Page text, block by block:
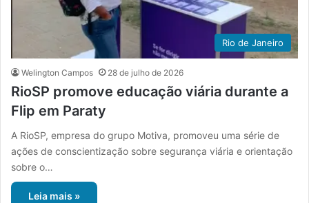
Rio de Janeiro
Welington Campos 28 de julho de 2026
RioSP promove educação viária durante a
Flip em Paraty
A RioSP, empresa do grupo Motiva, promoveu uma série de
ações de conscientização sobre segurança viária e orientação
sobre o…
Leia mais »